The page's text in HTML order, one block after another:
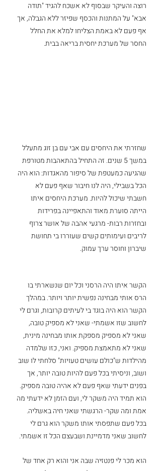
רוצה והעיקר שבסוף לא אשכח להגיד "תודה
אבא" על המתנות והכסף שפיזר ללא הגבלה, אך
אף פעם לא באמת הצליחו למלא את החלל
החסר של מערכת יחסית בריאה בבית.
שחזרתי את היחסים עם אבי עם בן זוג מתעלל
במשך 5 שנים. זה התחיל בהתאהבות מטורפת
שהגיעה כמעטפת של סיפור מהאגדות: הוא היה
הכל בשבילי, היה לנו חיבור שאף פעם לא
חשבתי שיכול להיות. מערכת היחסים איתו
הייתה סוערת מאוד והתאפיינה בפרידות
ובחזרות רבות- מרגעי אהבה של אושר צרוף
לריבים ועימותים קשים שעוררו בי תחושת
שיברון וחוסר ערך עמוק.
הקשר איתו היה הרסני וכל יום שנשארתי בו
הרס אותי מבחינה נפשית יותר ויותר. במהלך
הקשר הוא היה בוגד בי לעיתים קרובות, וגרם לי
לחשוב שזו אשמתי- שאני לא מספיק טובה,
שאני לא מספיק מספקת אותו מבחינה מינית,
שאני לא מתאמצת מספיק. ואני, כזו שלמדה
מהילדות ש"כולם עושים טעויות" סלחתי לו שוב
ושוב, וניסיתי בכל פעם להיות טובה יותר, אך
בפנים ידעתי שאף פעם לא אהיה טובה מספיק.
הוא תמיד היה משקר לי, ועם הזמן לא ידעתי מה
אמת ומה שקר- הרגשתי שאני חיה באשליה.
בכל פעם שתפסתי אותו משקר הוא גרם לי
לחשוב שאני מדמיינת ושבעצם הכל זו אשמתי.
הוא מכר לי פנטזיה שבה אני והוא רק אחד של